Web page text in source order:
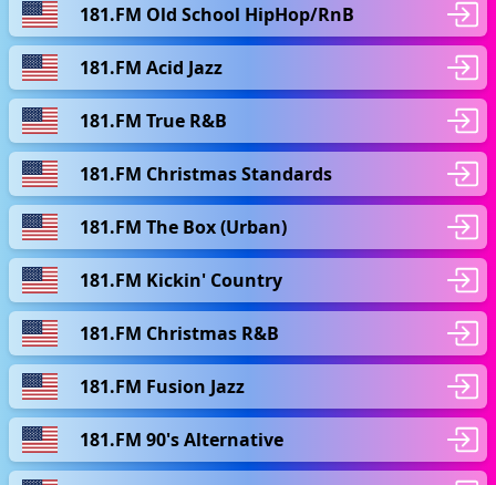
181.FM Old School HipHop/RnB
181.FM Acid Jazz
181.FM True R&B
181.FM Christmas Standards
181.FM The Box (Urban)
181.FM Kickin' Country
181.FM Christmas R&B
181.FM Fusion Jazz
181.FM 90's Alternative